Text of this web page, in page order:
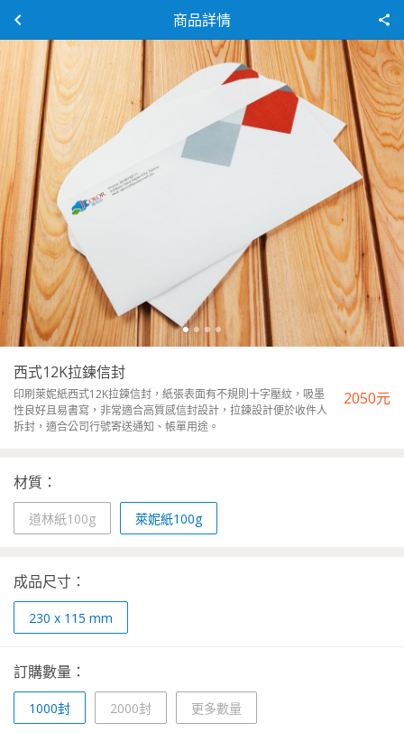
商品詳情
西式12K拉鍊信封
印刷萊妮紙西式12K拉鍊信封，紙張表面有不規則十字壓紋，吸墨
性良好且易書寫，非常適合高質感信封設計，拉鍊設計便於收件人
拆封，適合公司行號寄送通知、帳單用途。
2050元
材質：
道林紙100g 萊妮紙100g
成品尺寸：
230 x 115 mm
訂購數量：
1000封 2000封 更多數量